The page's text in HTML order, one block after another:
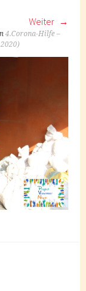
Weiter
4.Corona-Hilfe –